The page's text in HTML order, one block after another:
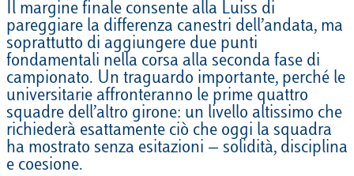
Il margine finale consente alla Luiss di
pareggiare la differenza canestri dell’andata, ma
soprattutto di aggiungere due punti
fondamentali nella corsa alla seconda fase di
campionato. Un traguardo importante, perché le
universitarie affronteranno le prime quattro
squadre dell’altro girone: un livello altissimo che
richiederà esattamente ciò che oggi la squadra
ha mostrato senza esitazioni — solidità, disciplina
e coesione.